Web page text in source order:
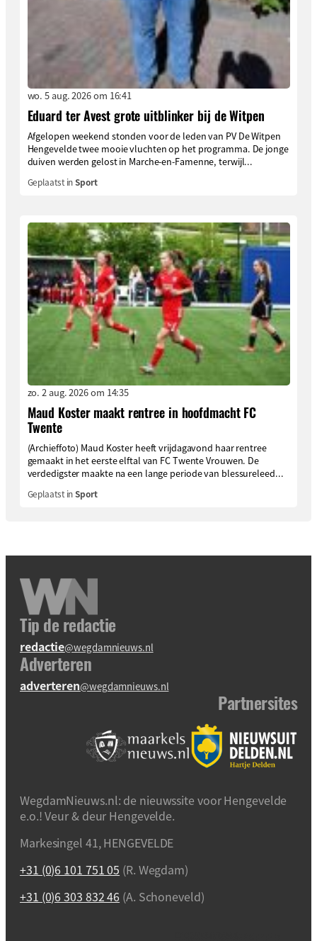
wo. 5 aug. 2026 om 16:41
Eduard ter Avest grote uitblinker bij de Witpen
Afgelopen weekend stonden voor de leden van PV De Witpen
Hengevelde twee mooie vluchten op het programma. De jonge
duiven werden gelost in Marche-en-Famenne, terwijl...
Geplaatst inSport
zo. 2 aug. 2026 om 14:35
Maud Koster maakt rentree in hoofdmacht FC
Twente
(Archieffoto) Maud Koster heeft vrijdagavond haar rentree
gemaakt in het eerste elftal van FC Twente Vrouwen. De
verdedigster maakte na een lange periode van blessureleed...
Geplaatst inSport
Tip de redactie
redactie@wegdamnieuws.nl
Adverteren
adverteren@wegdamnieuws.nl
Partnersites
WegdamNieuws.nl: de nieuwssite voor Hengevelde
e.o.! Veur & deur Hengevelde.
Markesingel 41, HENGEVELDE
+31 (0)6 101 751 05 (R. Wegdam)
+31 (0)6 303 832 46 (A. Schoneveld)